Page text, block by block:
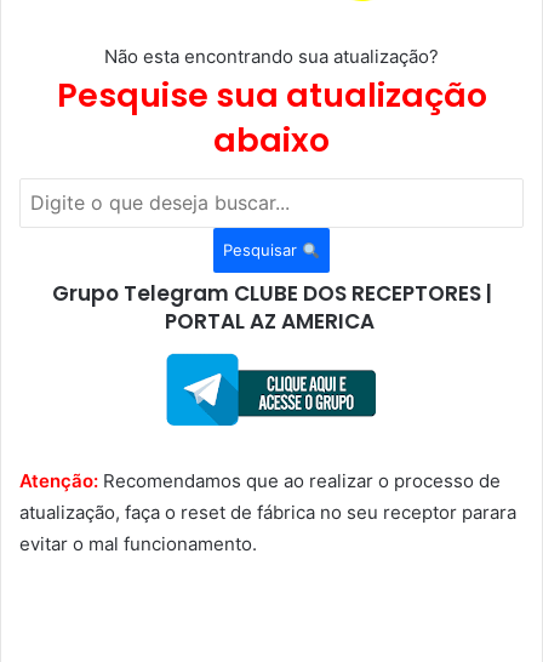
Não esta encontrando sua atualização?
Pesquise sua atualização
abaixo
Pesquisar
Grupo Telegram CLUBE DOS RECEPTORES |
PORTAL AZ AMERICA
Atenção: Recomendamos que ao realizar o processo de
atualização, faça o reset de fábrica no seu receptor parara
evitar o mal funcionamento.